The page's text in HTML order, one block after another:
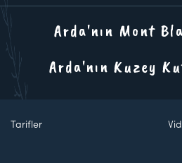
Arda'nın Mont
Arda'nın Kuzey
Tarifler